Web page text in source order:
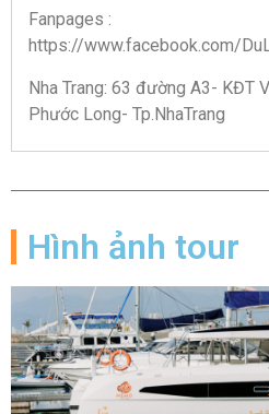
Fanpages :
https://www.facebook.com/
Nha Trang: 63 đường A3- KĐT
Phước Long- Tp.NhaTrang
Hình ảnh tour